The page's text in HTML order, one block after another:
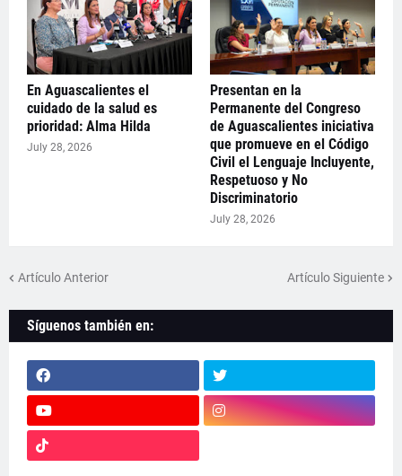
En Aguascalientes el
cuidado de la salud es
prioridad: Alma Hilda
July 28, 2026
Presentan en la
Permanente del Congreso
de Aguascalientes iniciativa
que promueve en el Código
Civil el Lenguaje Incluyente,
Respetuoso y No
Discriminatorio
July 28, 2026
Artículo Anterior Artículo Siguiente
Síguenos también en: